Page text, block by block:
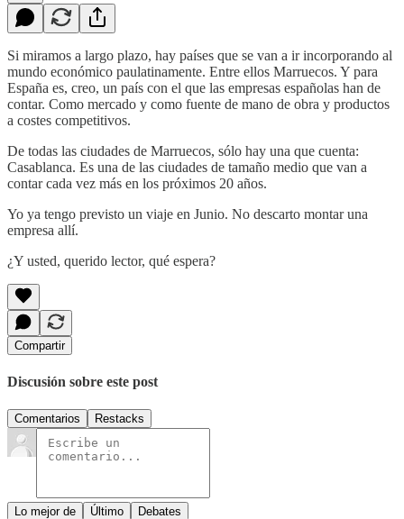
Si miramos a largo plazo, hay países que se van a ir incorporando al
mundo económico paulatinamente. Entre ellos Marruecos. Y para
España es, creo, un país con el que las empresas españolas han de
contar. Como mercado y como fuente de mano de obra y productos
a costes competitivos.
De todas las ciudades de Marruecos, sólo hay una que cuenta:
Casablanca. Es una de las ciudades de tamaño medio que van a
contar cada vez más en los próximos 20 años.
Yo ya tengo previsto un viaje en Junio. No descarto montar una
empresa allí.
¿Y usted, querido lector, qué espera?
Compartir
Discusión sobre este post
Comentarios Restacks
Lo mejor de Último Debates